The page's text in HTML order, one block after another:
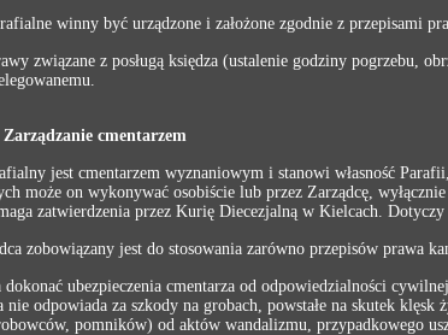
winny być urządzone i założone zgodnie z przepisami
związane z posługą księdza (ustalenie godziny pogrzebu,
Zarządzanie cmentarzem
jest cmentarzem wyznaniowym i stanowi własność
może on wykonywać osobiście lub przez Zarządcę,
zatwierdzenia przez Kurię Diecezjalną w Kielcach.
zobowiązany jest do stosowania zarówno przepisów prawa
ubezpieczenia cmentarza od odpowiedzialności
nie odpowiada za szkody na grobach, powstałe na skutek
pomników) od aktów wandalizmu, przypadkowego